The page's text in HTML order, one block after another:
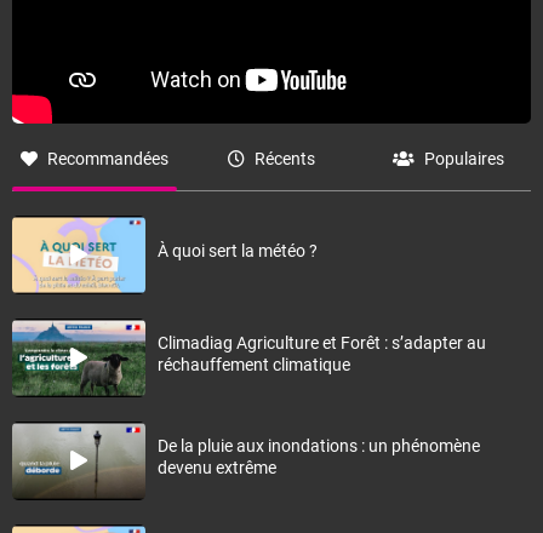
Recommandées Récents Populaires
À quoi sert la météo ?
Climadiag Agriculture et Forêt : s’adapter au
réchauffement climatique
De la pluie aux inondations : un phénomène
devenu extrême